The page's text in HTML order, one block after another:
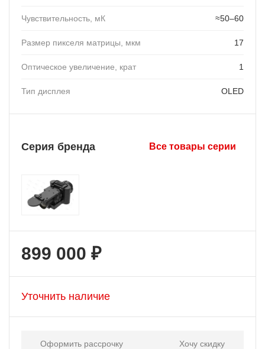
Чувствительность, мК ≈50–60
Размер пикселя матрицы, мкм 17
Оптическое увеличение, крат 1
Тип дисплея OLED
Серия бренда Все товары серии
899 000 ₽
Уточнить наличие
Оформить рассрочку Хочу скидку